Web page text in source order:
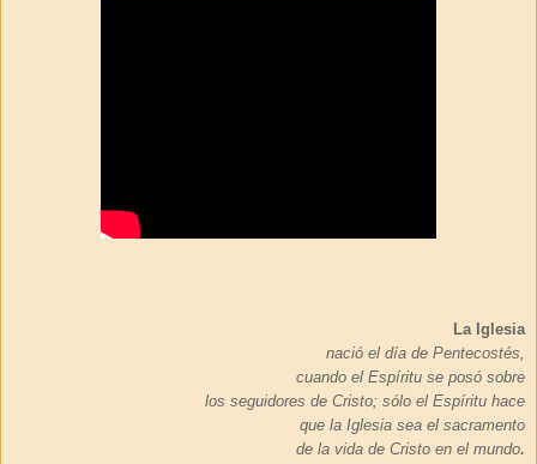
La Iglesia
nació el día de Pentecostés,
cuando el Espíritu se posó sobre
los seguidores de Cristo; sólo el Espíritu hace
que la Iglesia sea el sacramento
de la vida de Cristo en el mundo.